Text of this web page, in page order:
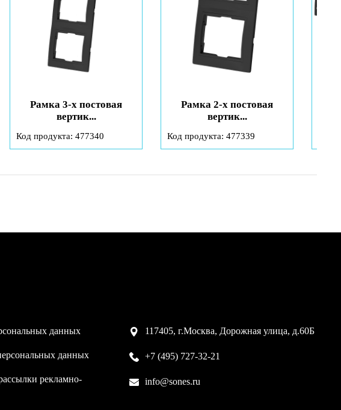
Рамка 3-х постовая
вертик...
Код продукта: 477340
Рамка 2-х постовая
вертик...
Код продукта: 477339
данных
данных
рекламно-
117405, г.Москва, Дорожная улица, д.60Б
+7 (495) 727-32-21
info@sones.ru